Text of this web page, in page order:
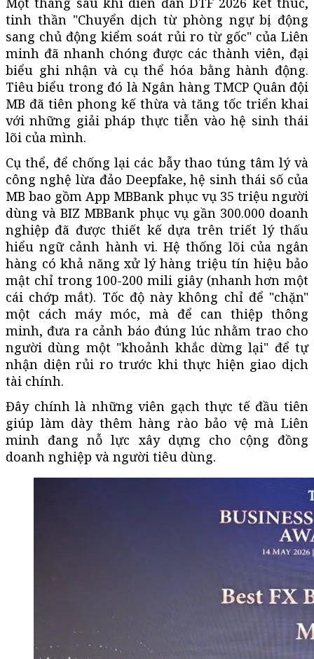
tinh thần "Chuyển dịch từ phòng ngự bị động
sang chủ động kiểm soát rủi ro từ gốc" của Liên
minh đã nhanh chóng được các thành viên, đại
biểu ghi nhận và cụ thể hóa bằng hành động.
Tiêu biểu trong đó là Ngân hàng TMCP Quân đội
MB đã tiên phong kế thừa và tăng tốc triển khai
với những giải pháp thực tiễn vào hệ sinh thái
lõi của mình.
Cụ thể, để chống lại các bẫy thao túng tâm lý và
công nghệ lừa đảo Deepfake, hệ sinh thái số của
MB bao gồm App MBBank phục vụ 35 triệu người
dùng và BIZ MBBank phục vụ gần 300.000 doanh
nghiệp đã được thiết kế dựa trên triết lý thấu
hiểu ngữ cảnh hành vi. Hệ thống lõi của ngân
hàng có khả năng xử lý hàng triệu tín hiệu bảo
mật chỉ trong 100-200 mili giây (nhanh hơn một
cái chớp mắt). Tốc độ này không chỉ để "chặn"
một cách máy móc, mà để can thiệp thông
minh, đưa ra cảnh báo đúng lúc nhằm trao cho
người dùng một "khoảnh khắc dừng lại" để tự
nhận diện rủi ro trước khi thực hiện giao dịch
tài chính.
Đây chính là những viên gạch thực tế đầu tiên
giúp làm dày thêm hàng rào bảo vệ mà Liên
minh đang nỗ lực xây dựng cho cộng đồng
doanh nghiệp và người tiêu dùng.